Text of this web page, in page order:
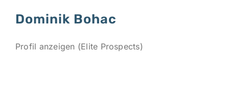
Dominik Bohac
Profil anzeigen (Elite Prospects)